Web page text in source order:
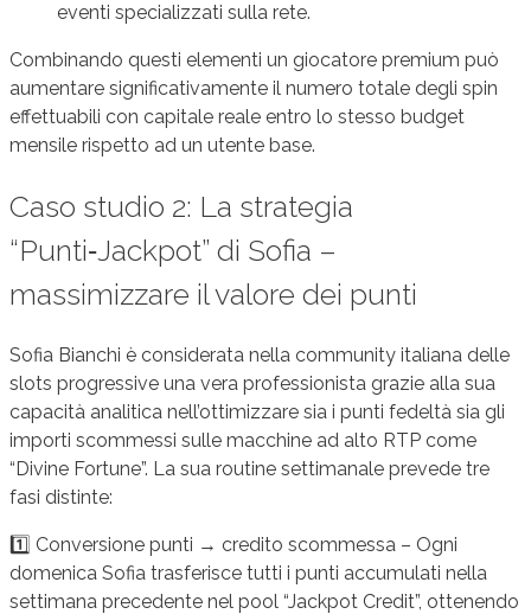
eventi specializzati sulla rete.
Combinando questi elementi un giocatore premium può
aumentare significativamente il numero totale degli spin
effettuabili con capitale reale entro lo stesso budget
mensile rispetto ad un utente base.
Caso studio 2: La strategia
“Punti‑Jackpot” di Sofia –
massimizzare il valore dei punti
Sofia Bianchi è considerata nella community italiana delle
slots progressive una vera professionista grazie alla sua
capacità analitica nell’ottimizzare sia i punti fedeltà sia gli
importi scommessi sulle macchine ad alto RTP come
“Divine Fortune”. La sua routine settimanale prevede tre
fasi distinte:
1️⃣ Conversione punti → credito scommessa – Ogni
domenica Sofia trasferisce tutti i punti accumulati nella
settimana precedente nel pool “Jackpot Credit”, ottenendo